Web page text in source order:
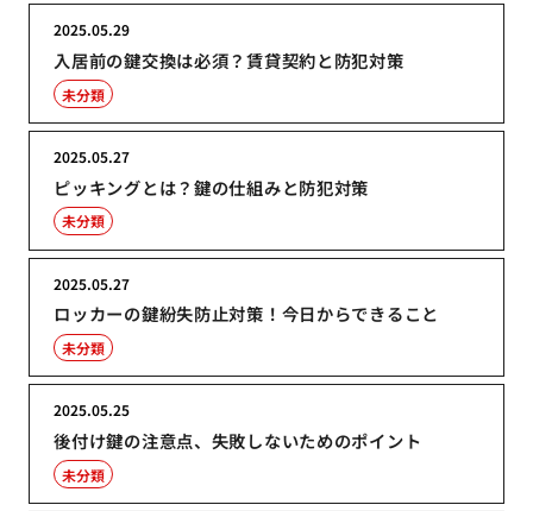
入居前の鍵交換は必須？賃貸契約と防犯対策
2025.05.29
未分類
ピッキングとは？鍵の仕組みと防犯対策
2025.05.27
未分類
ロッカーの鍵紛失防止対策！今日からできること
2025.05.27
未分類
後付け鍵の注意点、失敗しないためのポイント
2025.05.25
未分類